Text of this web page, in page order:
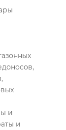
и
и